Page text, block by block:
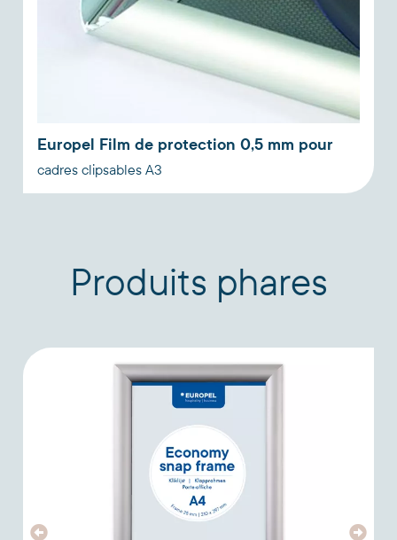
Europel Film de protection 0,5 mm pour
cadres clipsables A3
Produits phares